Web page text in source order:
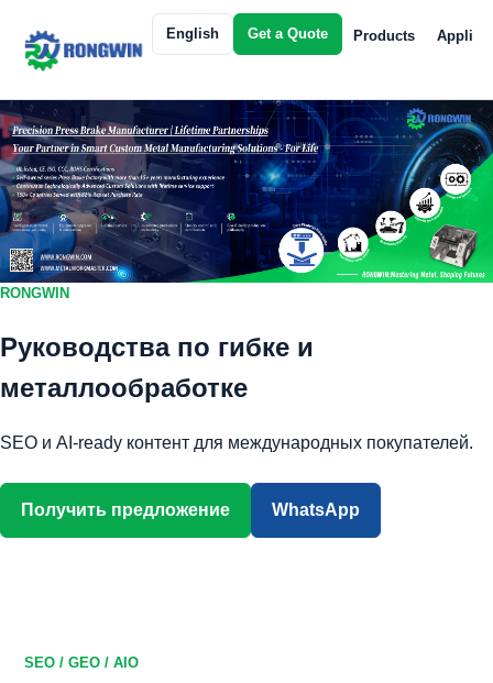
Products
English Get a Quote
RONGWIN
Руководства по гибке и
металлообработке
SEO и AI-ready контент для международных покупателей.
Получить предложение WhatsApp
SEO / GEO / AIO